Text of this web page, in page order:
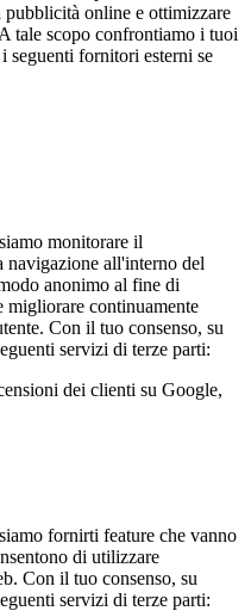
pubblicità online e ottimizzare
tale scopo confrontiamo i tuoi
seguenti fornitori esterni se
monitorare il
navigazione all'interno del
anonimo al fine di
migliorare continuamente
Con il tuo consenso, su
servizi di terze parti:
dei clienti su Google,
fornirti feature che vanno
di utilizzare
Con il tuo consenso, su
servizi di terze parti: